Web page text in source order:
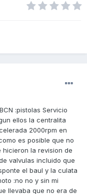
:pistolas Servicio
ellos la centralita
2000rpm en
es posible que no
hicieron la revision de
valvulas incluido que
el baul y la culata
:no no y sin mi
llevaba que no era de